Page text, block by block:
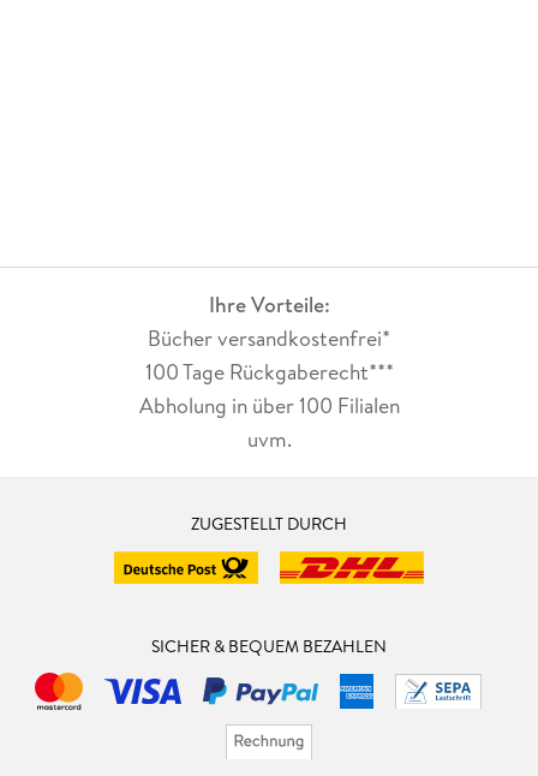
Ihre Vorteile:
Bücher versandkostenfrei*
100 Tage Rückgaberecht***
Abholung in über 100 Filialen
uvm.
ZUGESTELLT DURCH
SICHER & BEQUEM BEZAHLEN